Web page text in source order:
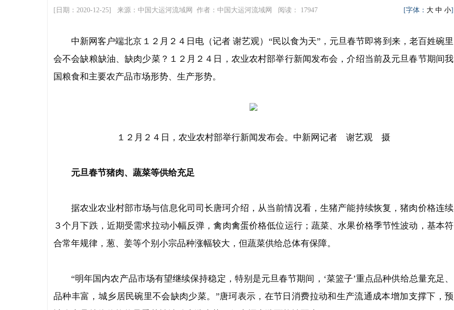
[日期：2020-12-25] 来源：中国大运河流域网 作者：中国大运河流域网 阅读： 17947 [字体： 大 中 小]
中新网客户端北京１２月２４日电（记者 谢艺观）“民以食为天”，元旦春节即将到来，老百姓碗里
会不会缺粮缺油、缺肉少菜？１２月２４日，农业农村部举行新闻发布会，介绍当前及元旦春节期间我
国粮食和主要农产品市场形势、生产形势。
１２月２４日，农业农村部举行新闻发布会。中新网记者 谢艺观 摄
元旦春节猪肉、蔬菜等供给充足
据农业农业村部市场与信息化司司长唐珂介绍，从当前情况看，生猪产能持续恢复，猪肉价格连续
３个月下跌，近期受需求拉动小幅反弹，禽肉禽蛋价格低位运行；蔬菜、水果价格季节性波动，基本符
合常年规律，葱、姜等个别小宗品种涨幅较大，但蔬菜供给总体有保障。
“明年国内农产品市场有望继续保持稳定，特别是元旦春节期间，‘菜篮子’重点品种供给总量充足、
品种丰富，城乡居民碗里不会缺肉少菜。”唐珂表示，在节日消费拉动和生产流通成本增加支撑下，预